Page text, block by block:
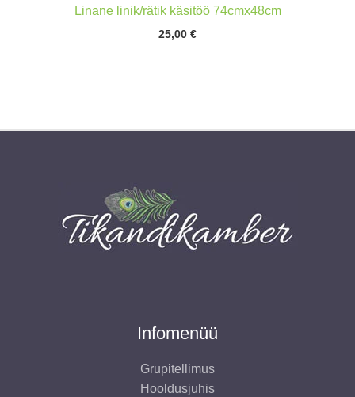
Linane linik/rätik käsitöö 74cmx48cm
25,00 €
Infomenüü
Grupitellimus
Hooldusjuhis